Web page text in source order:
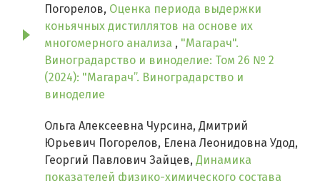
Погорелов, Оценка периода выдержки
коньячных дистиллятов на основе их
многомерного анализа , "Магарач".
Виноградарство и виноделие: Том 26 № 2
(2024): "Магарач”. Виноградарство и
виноделие
Ольга Алексеевна Чурсина, Дмитрий
Юрьевич Погорелов, Елена Леонидовна Удод,
Георгий Павлович Зайцев, Динамика
показателей физико-химического состава